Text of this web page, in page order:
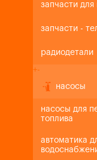
запчасти
запчасти -
радиодетали
+-
насосы
насосы для
топлива
автоматика